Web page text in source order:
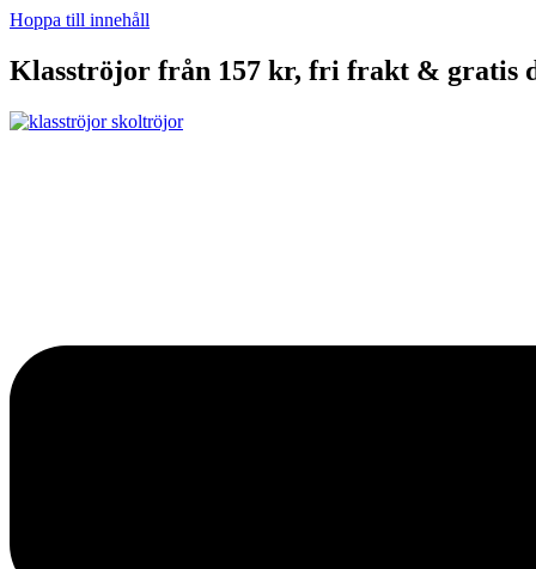
Hoppa till innehåll
Klasströjor från 157 kr, fri frakt & gratis